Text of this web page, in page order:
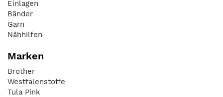
Einlagen
Bänder
Garn
Nähhilfen
Marken
Brother
Westfalenstoffe
Tula Pink